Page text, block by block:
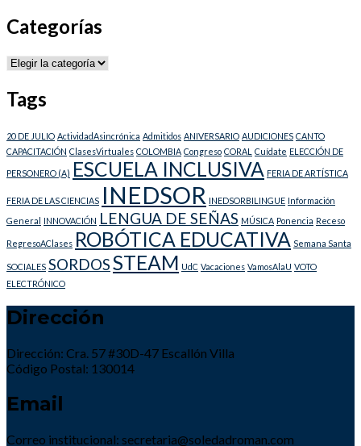
Categorías
Categorías
Tags
20 DE JULIO ActividadAsincrónica Admitidos ANIVERSARIO AUDICIONES CANTO
CAPACITACIÓN ClasesVirtuales COLOMBIA Congreso CORAL Cuídate ELECCIÓN DE
PERSONERO (A) ESCUELA INCLUSIVA FERIA DE ARTÍSTICA
FERIA DE LAS CIENCIAS INEDSOR INEDSORBILINGUE Información
General INNOVACIÓN LENGUA DE SEÑAS MÚSICA Ponencia Receso
RegresoAClases ROBÓTICA EDUCATIVA Semana Santa
SOCIALES SORDOSSTEAM UdC Vacaciones VamosAlaU VOTO
ELECTRÓNICO
Dirección
Dirección: Cra. 57 #30D-47 Escallón Villa
Código Postal: 130014
Email
Correo institucional: secretaria@soledadroman.com